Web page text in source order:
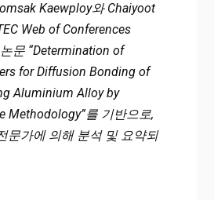
접합 최적화: 반응 표면 분석법을 통
기적 공정 개선
Kaewploy와 Chaiyoot
Web of Conferences
문 “Determination of
for Diffusion Bonding of
Aluminium Alloy by
Methodology”를 기반으로,
문가에 의해 분석 및 요약되